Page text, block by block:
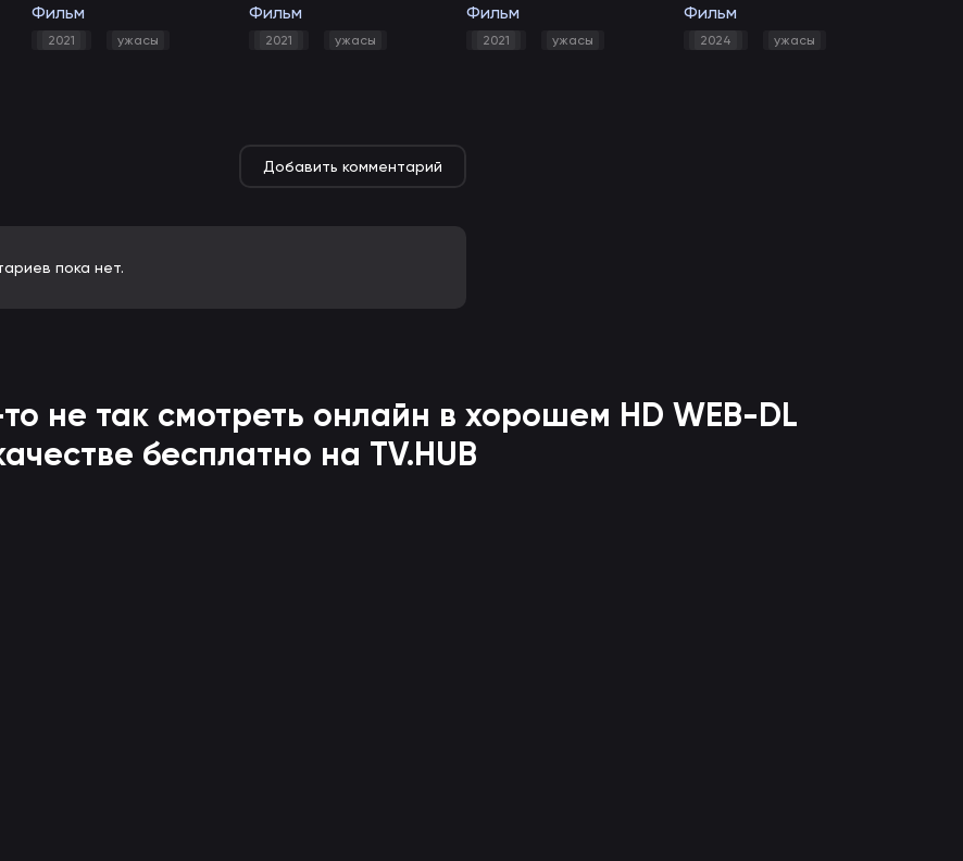
Фильм
2021 ужасы
Фильм
2021 ужасы
Фильм
2021 ужасы
Фильм
2024 ужасы
Добавить комментарий
пока нет.
не таксмотреть онлайн в хорошем HD WEB-DL
бесплатно на TV.HUB